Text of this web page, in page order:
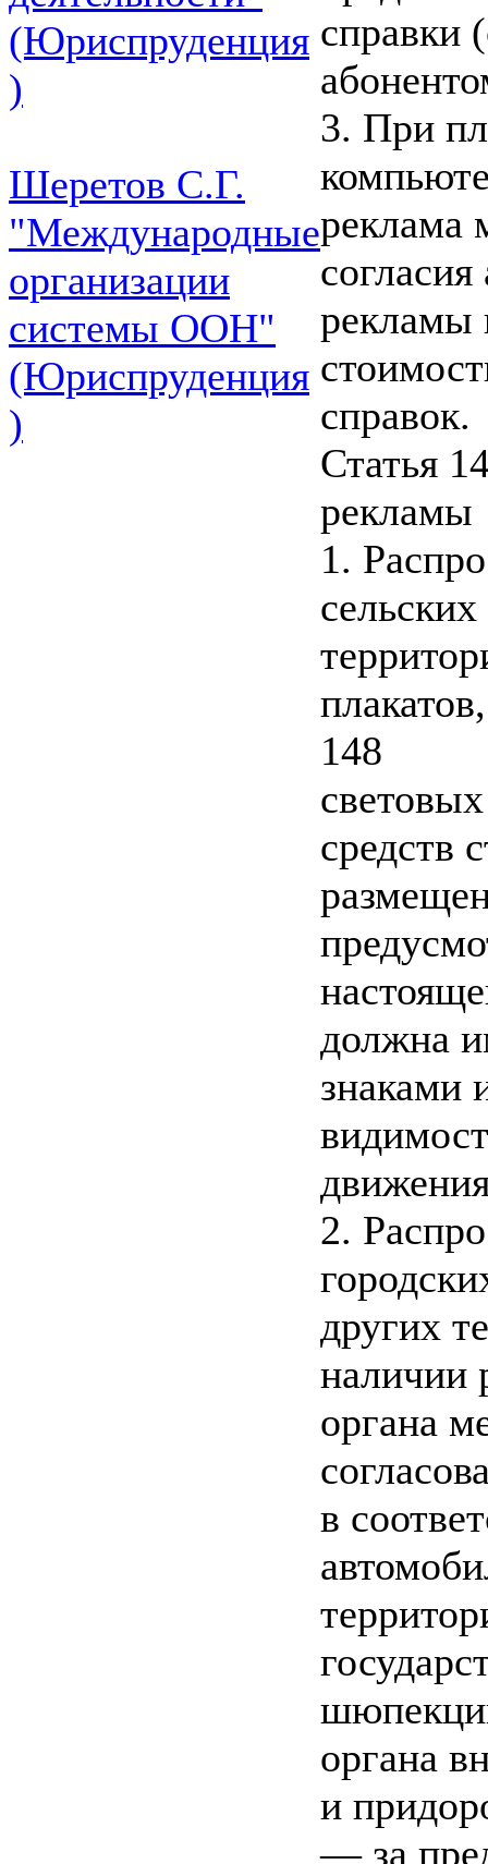
(Юриспруденция
)
Шеретов С.Г.
"Международные
организации
системы ООН"
(Юриспруденция
)
справки
3. При
реклама
рекламы
справок.
Статья
рекламы
1.
148
средств
должна
знаками
2.
других
наличии
органа
в
органа
и
— за